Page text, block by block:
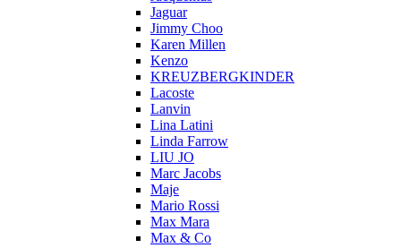
Jaguar
Jimmy Choo
Karen Millen
Kenzo
KREUZBERGKINDER
Lacoste
Lanvin
Lina Latini
Linda Farrow
LIU JO
Marc Jacobs
Maje
Mario Rossi
Max Mara
Max & Co